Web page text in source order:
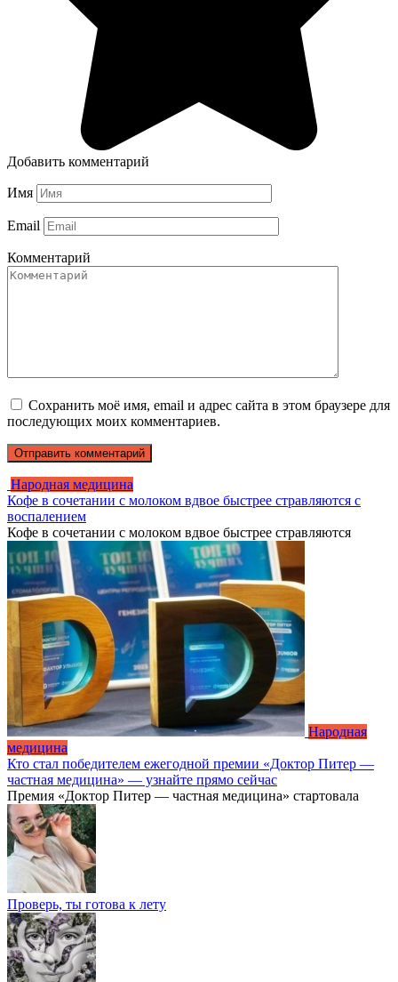
Добавить комментарий
Имя
Email
Комментарий
Сохранить моё имя, email и адрес сайта в этом браузере для
последующих моих комментариев.
Народная медицина
Кофе в сочетании с молоком вдвое быстрее стравляются с
воспалением
Кофе в сочетании с молоком вдвое быстрее стравляются
Народная
медицина
Кто стал победителем ежегодной премии «Доктор Питер —
частная медицина» — узнайте прямо сейчас
Премия «Доктор Питер — частная медицина» стартовала
Проверь, ты готова к лету